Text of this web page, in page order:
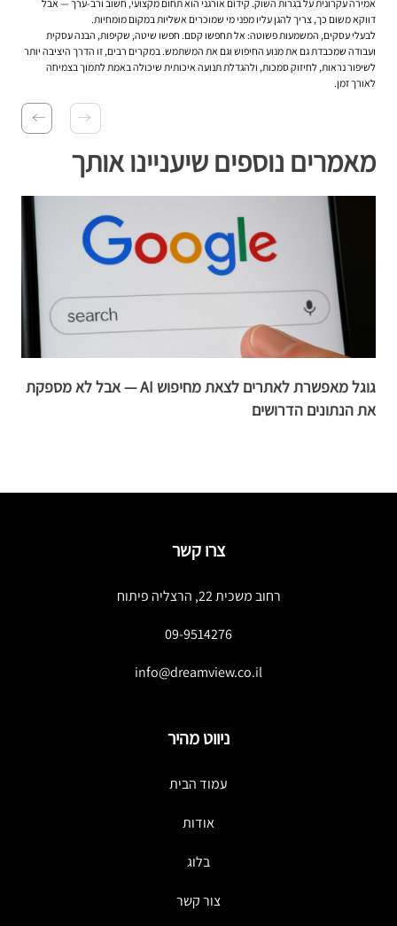
אמירה עקרונית על בגרות השוק. קידום אורגני הוא תחום מקצועי, חשוב ורב-ערך — אבל
דווקא משום כך, צריך להגן עליו מפני מי שמוכרים אשליות במקום מומחיות.
לבעלי עסקים, המשמעות פשוטה: אל תחפשו קסם. חפשו שיטה, שקיפות, הבנה עסקית
ועבודה שמכבדת גם את מנוע החיפוש וגם את המשתמש. במקרים רבים, זו הדרך היציבה יותר
לשיפור נראות, לחיזוק סמכות, ולהגדלת תנועה איכותית שיכולה באמת לתמוך בצמיחה
לאורך זמן.
מאמרים נוספים שיעניינו אותך
גוגל מאפשרת לאתרים לצאת מחיפוש AI — אבל לא מספקת
את הנתונים הדרושים
צרו קשר
רחוב משכית 22, הרצליה פיתוח
09-9514276
info@dreamview.co.il
ניווט מהיר
עמוד הבית
אודות
בלוג
צור קשר